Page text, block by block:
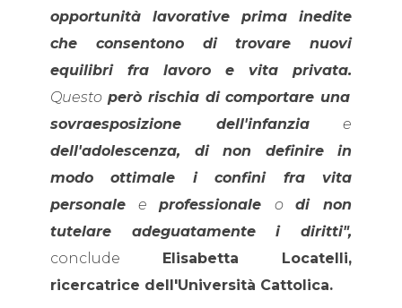
opportunità lavorative prima inedite
che consentono di trovare nuovi
equilibri fra lavoro e vita privata.
Questo però rischia di comportare una
sovraesposizione dell'infanziae
dell'adolescenza, di non definire in
modo ottimale i confini fra vita
personale eprofessionale odi non
tutelare adeguatamente i diritti",
conclude
Elisabetta Locatelli,
ricercatrice dell'Università Cattolica.